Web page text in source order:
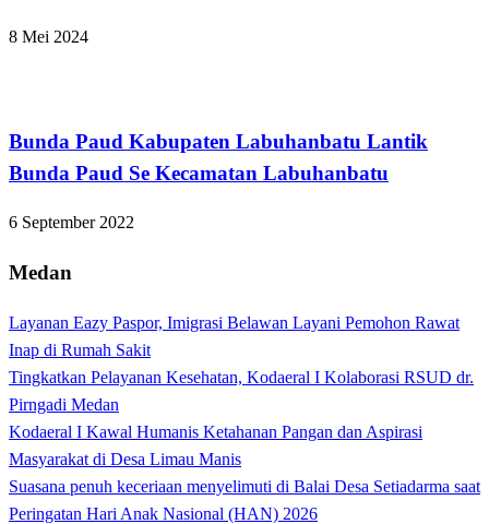
8 Mei 2024
Bunda Paud Kabupaten Labuhanbatu Lantik
Bunda Paud Se Kecamatan Labuhanbatu
6 September 2022
Medan
Layanan Eazy Paspor, Imigrasi Belawan Layani Pemohon Rawat
Inap di Rumah Sakit
Tingkatkan Pelayanan Kesehatan, Kodaeral I Kolaborasi RSUD dr.
Pirngadi Medan‎
Kodaeral I Kawal Humanis Ketahanan Pangan dan Aspirasi
Masyarakat di Desa Limau Manis
Suasana penuh keceriaan menyelimuti di Balai Desa Setiadarma saat
Peringatan Hari Anak Nasional (HAN) 2026